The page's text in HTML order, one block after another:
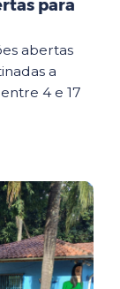
para
abertas
a
4 e 17